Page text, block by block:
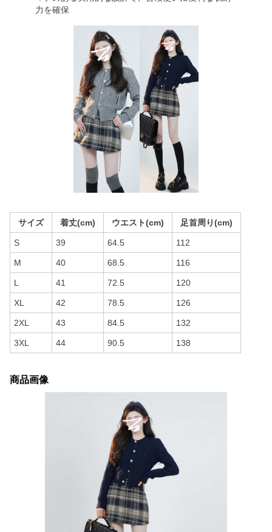
力を確保
サイズ 着丈(cm) ウエスト(cm) 足首周り(cm)
S 39 64.5 112
M 40 68.5 116
L 41 72.5 120
XL 42 78.5 126
2XL 43 84.5 132
3XL 44 90.5 138
商品画像